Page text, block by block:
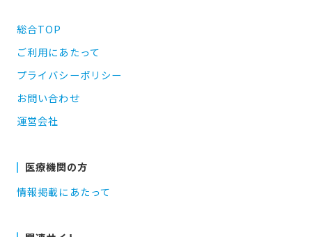
総合TOP
ご利用にあたって
プライバシーポリシー
お問い合わせ
運営会社
医療機関の方
情報掲載にあたって